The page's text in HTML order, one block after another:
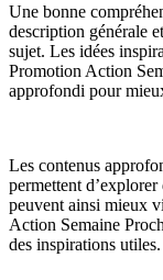
Une bonne
description générale
sujet. Les idées
Promotion Action
approfondi pour
Les contenus
permettent
peuvent ainsi mieux
Action Semaine
des inspirations utiles.